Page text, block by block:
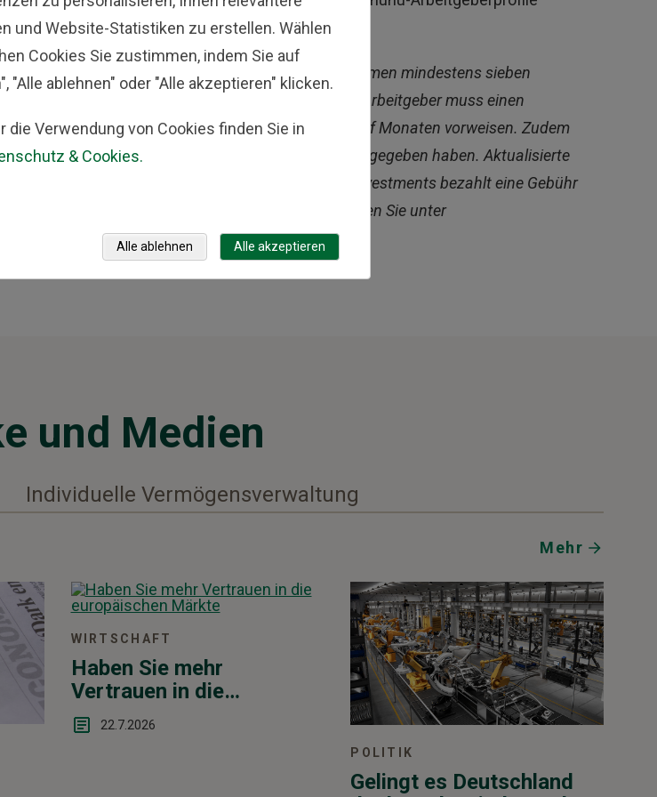
das Top Company-Siegel.
Top Company-Siegel zu erhalten, muss ein Unternehmen mindestens sieben
auf der kununu-Plattform haben. Der Arbeitgeber muss einen
von mindestens 3,8 Sternen in den letzten zwölf Monaten vorweisen. Zudem
12 Monaten mindestens zwei neue Bewertungen gegeben haben. Aktualisierte
ebenfalls als neue Bewertungen gezählt. Fisher Investments bezahlt eine Gebühr
Verbreitungsrechte. Weitere Informationen finden Sie unter
produkte/top-company-siegel/
und Medien
Individuelle Vermögensverwaltung
Mehr
WIRTSCHAFT
Haben Sie mehr
Vertrauen in die
europäischen Märkte
22.7.2026
POLITIK
Gelingt es Deutschland
und Website-Statistiken zu erstellen. Wählen
Cookies Sie zustimmen, indem Sie auf
"Alle ablehnen" oder "Alle akzeptieren" klicken.
Verwendung von Cookies finden Sie in
& Cookies.
Alle akzeptieren
Alle ablehnen